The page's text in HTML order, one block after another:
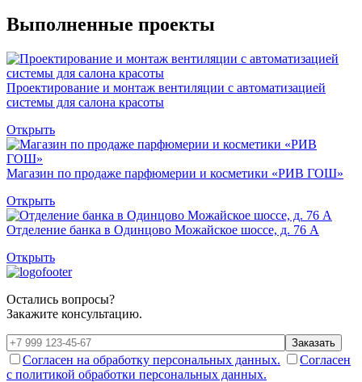
Выполненные проекты
Проектирование и монтаж вентиляции с автоматизацией
системы для салона красоты
Открыть
Магазин по продаже парфюмерии и косметики «РИВ ГОШ»
Открыть
Отделение банка в Одинцово Можайское шоссе, д. 76 А
Открыть
Остались вопросы?
Закажите консультацию.
Заказать
Согласен на обработку персональных данных.
Согласен
с политикой обработки персональных данных.